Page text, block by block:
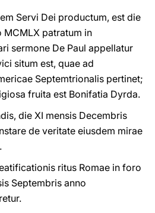
Servi Dei productum, est die
MCMLX patratum in
sermone De Paul appellatur
situm est, quae ad
Septemtrionalis pertinet;
fruita est Bonifatia Dyrda.
die XI mensis Decembris
de veritate eiusdem mirae
ritus Romae in foro
Septembris anno